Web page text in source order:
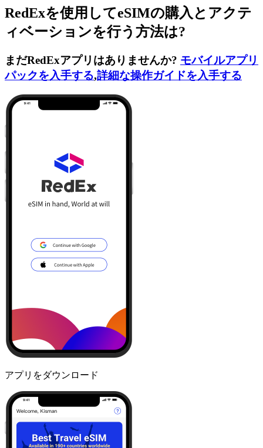
RedExを使用してeSIMの購入とアクテ
ィベーションを行う方法は?
まだRedExアプリはありませんか? モバイルアプリ
パックを入手する,詳細な操作ガイドを入手する
アプリをダウンロード